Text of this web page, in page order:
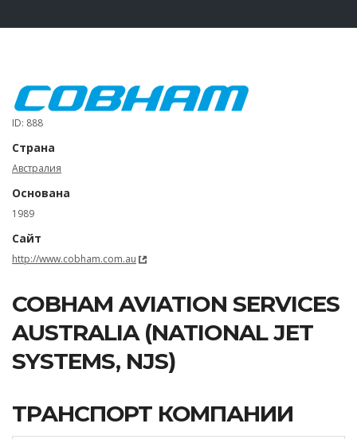
ID: 888
Страна
Австралия
Основана
1989
Сайт
http://www.cobham.com.au
COBHAM AVIATION SERVICES
AUSTRALIA (NATIONAL JET
SYSTEMS, NJS)
ТРАНСПОРТ КОМПАНИИ